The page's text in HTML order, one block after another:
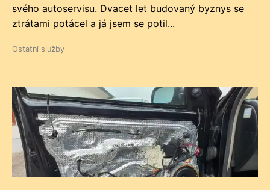
svého autoservisu. Dvacet let budovaný byznys se
ztrátami potácel a já jsem se potil...
Ostatní služby